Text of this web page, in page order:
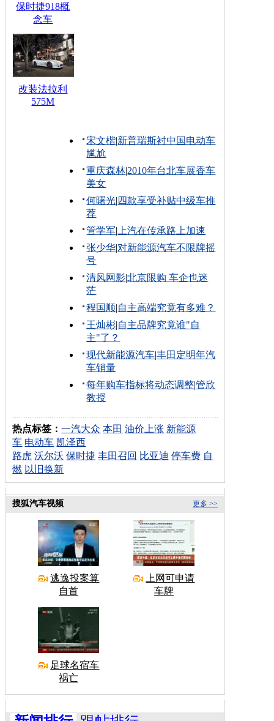
保时捷918概
念车
改装法拉利
575M
宋文楷|新普瑞斯衬中国电动车
尴尬
重庆森林|2010年台北车展香车
美女
何曙光| 四款享受补贴中级车推
荐
管学军| 上汽在传承路上加速
张少华|对新能源汽车不限牌摇
号
清风网影|北京限购 车企也迷
茫
程国顺|自主高端究竟有多难？
王灿彬|自主品牌究竟谁"自
主"了？
现代新能源汽车|丰田定明年汽
车销量
每年购车指标将动态调整|管欣
教授
热点标签：一汽大众 本田 油价上涨 新能源
车 电动车 凯泽西
路虎 沃尔沃 保时捷 丰田召回 比亚迪 停车费 自
燃 以旧换新
更多 >>
搜狐汽车视频
逃逸投案算
自首
上网可申请
车牌
足球名宿车
祸亡